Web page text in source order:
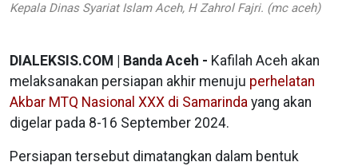
Kepala Dinas Syariat Islam Aceh, H Zahrol Fajri. (mc aceh)
DIALEKSIS.COM | Banda Aceh - Kafilah Aceh akan
melaksanakan persiapan akhir menuju perhelatan
Akbar MTQ Nasional XXX di Samarinda yang akan
digelar pada 8-16 September 2024.
Persiapan tersebut dimatangkan dalam bentuk